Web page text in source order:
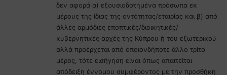
δεν αφορά α) εξουσιοδοτημένα πρόσωπα εκ
μέρους της ίδιας της οντότητας/εταιρίας και β) από
άλλες αρμόδιες εποπτικές/διοικητικές/
κυβερνητικές αρχές της Κύπρου ή του εξωτερικού
αλλά προέρχεται από οποιονδήποτε άλλο τρίτο
μέρος, τότε εισήγηση είναι όπως απαιτείται
απόδειξη έννομου συμφέροντος με την προσθήκη